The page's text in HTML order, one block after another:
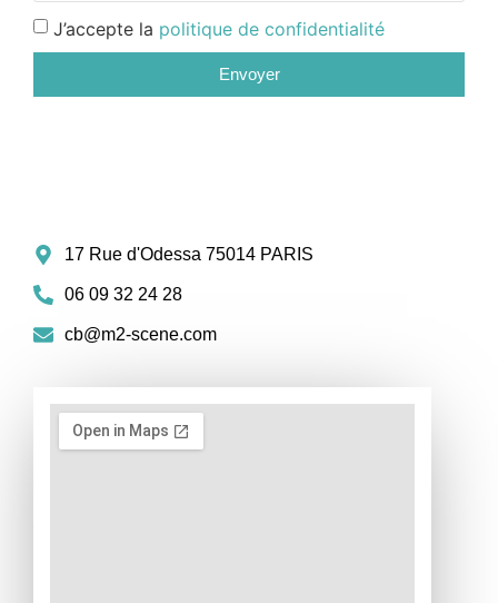
J’accepte la politique de confidentialité
Envoyer
17 Rue d'Odessa 75014 PARIS
06 09 32 24 28
cb@m2-scene.com